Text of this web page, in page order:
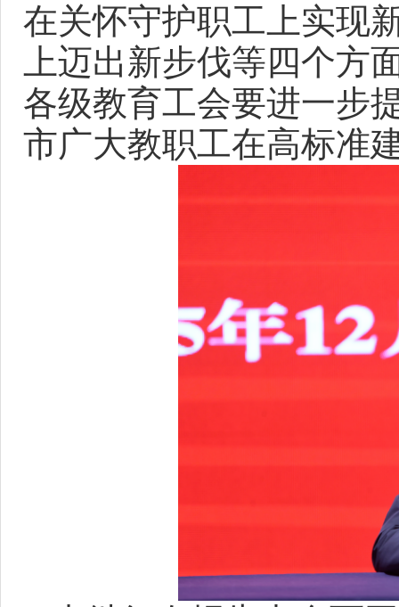
在关怀守护职工上实现
上迈出新步伐等四个方
各级教育工会要进一步
市广大教职工在高标准